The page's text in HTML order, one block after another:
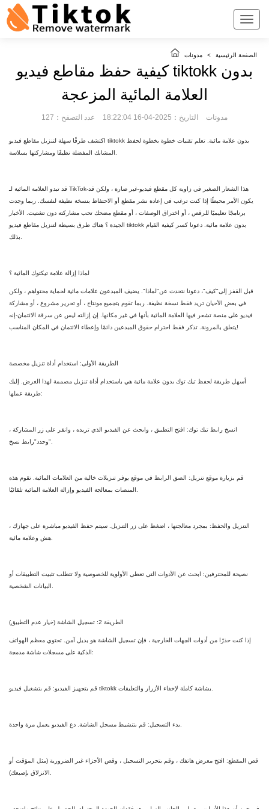
الصفحة الرئيسية > مدونات
كيفية حفظ مقاطع فيديو tiktokk بدون
العلامة المائية المزعجة
مدونات التاريخ：2025-04-16 18:22:04 عدد التصفح：127
اكتشف طرقًا سهلة لتنزيل مقاطع فيديو tiktokk بدون علامة مائية. تعلم تقنيات خطوة بخطوة لحفظ
قد تبدو العلامة المائية لـ TikTok-هذا الشعار الصغير في زاوية كل مقطع فيديو-غير ضارة ، ولكن قد
يكون الأمر محبطًا إذا كنت ترغب في إعادة نشر مقطع أو الاحتفاظ بنسخة نظيفة لنفسك. ربما وجدت
برنامجًا تعليميًا للرقص ، أو اختراق الوصفات ، أو مقطع مضحك تحب مشاركته دون تشتيت. الأخبار
الجيدة ؟ هناك طرق بسيطة لتنزيل مقاطع فيديو tiktokk بدون علامة مائية. دعونا كسر كيفية القيام
لماذا إزالة علامة تيكتوك المائية ؟
قبل القفز إلى"كيف"، دعونا نتحدث عن"لماذا". يضيف المبدعون علامات مائية لحماية محتواهم ، ولكن
في بعض الأحيان تريد فقط نسخة نظيفة. ربما تقوم بتجميع مونتاج ، أو تحرير مشروع ، أو مشاركة
فيديو على منصة تشعر فيها العلامة المائية بأنها في غير مكانها. إن إزالته ليس عن سرقة الائتمان-إنه
يتعلق بالمرونة. تذكر فقط احترام حقوق المبدعين دائمًا وإعطاء الائتمان في المكان المناسب!
الطريقة الأولى: استخدام أداة تنزيل مخصصة
أسهل طريقة لحفظ تيك توك بدون علامة مائية هي باستخدام أداة تنزيل مصممة لهذا الغرض. إليك
طريقة عملها:
انسخ رابط تيك توك: افتح التطبيق ، وابحث عن الفيديو الذي تريده ، وانقر على زر المشاركة ،
وحدد"رابط نسخ".
قم بزيارة موقع تنزيل: الصق الرابط في موقع يوفر تنزيلات خالية من العلامات المائية. تقوم هذه
التنزيل والحفظ: بمجرد معالجتها ، اضغط على زر التنزيل. سيتم حفظ الفيديو مباشرة على جهازك ،
نصيحة للمحترفين: ابحث عن الأدوات التي تعطي الأولوية للخصوصية ولا تتطلب تثبيت التطبيقات أو
الطريقة 2: تسجيل الشاشة (خيار عدم التطبيق)
إذا كنت حذرًا من أدوات الجهات الخارجية ، فإن تسجيل الشاشة هو بديل آمن. تحتوي معظم الهواتف
الذكية على مسجلات شاشة مدمجة:
قص المقطع: افتح معرض هاتفك ، وقم بتحرير التسجيل ، وقص الأجزاء غير الضرورية (مثل المؤقت أو